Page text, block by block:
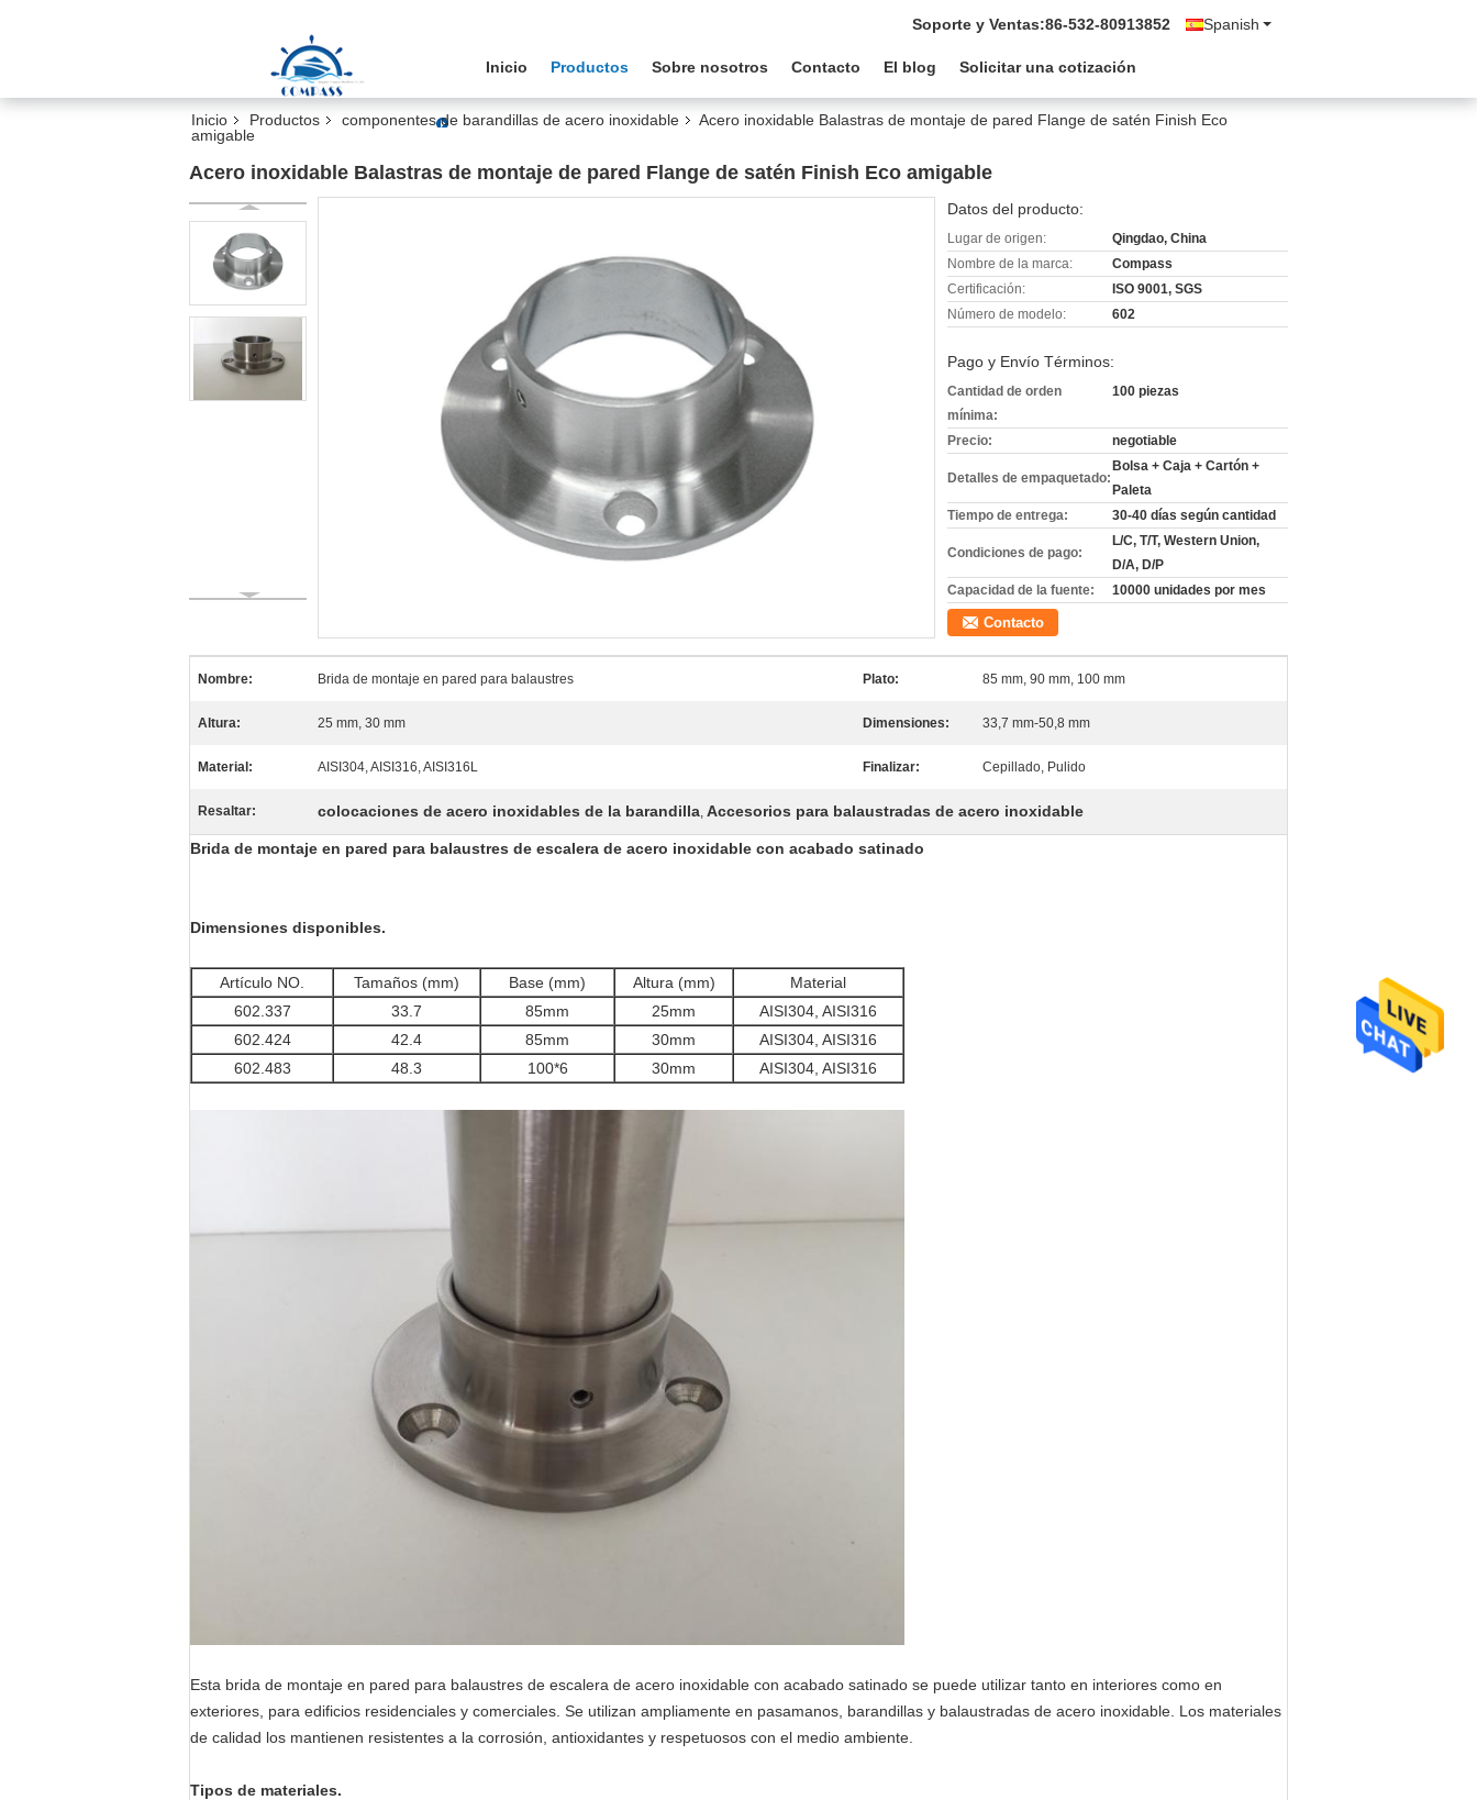
Spanish
Soporte y Ventas:86-532-80913852
Inicio Productos Sobre nosotros Contacto El blog Solicitar una cotización
Inicio Productos componentes de barandillas de acero inoxidable
Acero inoxidable Balastras de montaje de pared Flange de satén Finish Eco
amigable
Acero inoxidable Balastras de montaje de pared Flange de satén Finish Eco amigable
Datos del producto:
Lugar de origen:
Qingdao, China
Nombre de la marca:
Compass
Certificación:
ISO 9001, SGS
Número de modelo:
602
Pago y Envío Términos:
Cantidad de orden
mínima:
100 piezas
Precio: negotiable
Detalles de empaquetado:
Bolsa + Caja + Cartón +
Paleta
Tiempo de entrega:
30-40 días según cantidad
Condiciones de pago:
L/C, T/T, Western Union,
D/A, D/P
Capacidad de la fuente:
10000 unidades por mes
Contacto
Nombre: Brida de montaje en pared para balaustres Plato: 85 mm, 90 mm, 100 mm
Altura: 25 mm, 30 mm Dimensiones: 33,7 mm-50,8 mm
Material: AISI304, AISI316, AISI316L Finalizar: Cepillado, Pulido
Resaltar: colocaciones de acero inoxidables de la barandilla, Accesorios para balaustradas de acero inoxidable
Brida de montaje en pared para balaustres de escalera de acero inoxidable con acabado satinado
Dimensiones disponibles.
Artículo NO. Tamaños (mm) Base (mm) Altura (mm)
Material
602.337
33.7 85mm 25mm
AISI304, AISI316
602.424
42.4 85mm 30mm
AISI304, AISI316
602.483
48.3 100*6 30mm AISI304, AISI316
Esta brida de montaje en pared para balaustres de escalera de acero inoxidable con acabado satinado se puede utilizar tanto en interiores como en
exteriores, para edificios residenciales y comerciales. Se utilizan ampliamente en pasamanos, barandillas y balaustradas de acero inoxidable. Los materiales
de calidad los mantienen resistentes a la corrosión, antioxidantes y respetuosos con el medio ambiente.
Tipos de materiales.